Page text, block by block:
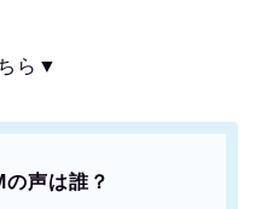
ら▼
の声は誰？